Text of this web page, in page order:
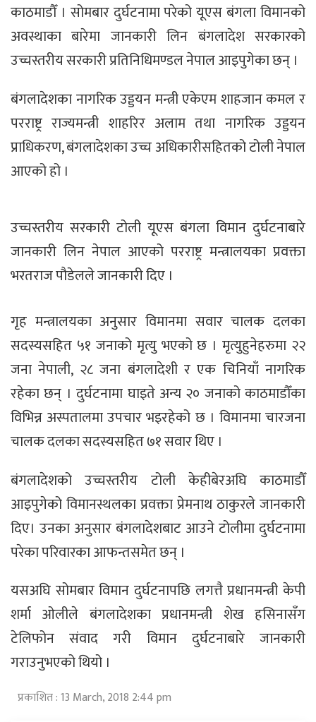
काठमाडौँ । सोमबार दुर्घटनामा परेको यूएस बंगला विमानको
अवस्थाका बारेमा जानकारी लिन बंगलादेश सरकारको
उच्चस्तरीय सरकारी प्रतिनिधिमण्डल नेपाल आइपुगेका छन् ।
बंगलादेशका नागरिक उड्डयन मन्त्री एकेएम शाहजान कमल र
परराष्ट्र राज्यमन्त्री शाहरिर अलाम तथा नागरिक उड्डयन
प्राधिकरण, बंगलादेशका उच्च अधिकारीसहितको टोली नेपाल
आएको हो ।
उच्चस्तरीय सरकारी टोली यूएस बंगला विमान दुर्घटनाबारे
जानकारी लिन नेपाल आएको परराष्ट्र मन्त्रालयका प्रवक्ता
भरतराज पौडेलले जानकारी दिए ।
गृह मन्त्रालयका अनुसार विमानमा सवार चालक दलका
सदस्यसहित ५१ जनाको मृत्यु भएको छ । मृत्युहुनेहरुमा २२
जना नेपाली, २८ जना बंगलादेशी र एक चिनियाँ नागरिक
रहेका छन् । दुर्घटनामा घाइते अन्य २० जनाको काठमाडौँका
विभिन्न अस्पतालमा उपचार भइरहेको छ । विमानमा चारजना
चालक दलका सदस्यसहित ७१ सवार थिए ।
बंगलादेशको उच्चस्तरीय टोली केहीबेरअघि काठमाडौँ
आइपुगेको विमानस्थलका प्रवक्ता प्रेमनाथ ठाकुरले जानकारी
दिए। उनका अनुसार बंगलादेशबाट आउने टोलीमा दुर्घटनामा
परेका परिवारका आफन्तसमेत छन् ।
यसअघि सोमबार विमान दुर्घटनापछि लगत्तै प्रधानमन्त्री केपी
शर्मा ओलीले बंगलादेशका प्रधानमन्त्री शेख हसिनासँग
टेलिफोन संवाद गरी विमान दुर्घटनाबारे जानकारी
गराउनुभएको थियो ।
प्रकाशित : 13 March, 2018 2:44 pm